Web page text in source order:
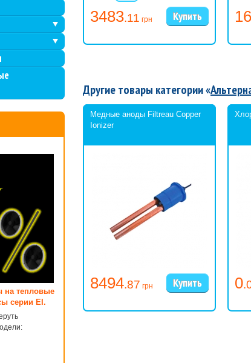
3483.11 грн
Другие товары категории «
Медные аноды Filtreau Copper
Ionizer
8494.87 грн 0
на тепловые
серии EI.